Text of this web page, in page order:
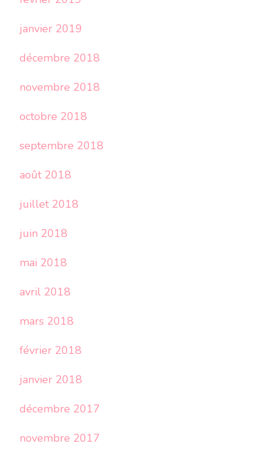
janvier 2019
décembre 2018
novembre 2018
octobre 2018
septembre 2018
août 2018
juillet 2018
juin 2018
mai 2018
avril 2018
mars 2018
février 2018
janvier 2018
décembre 2017
novembre 2017